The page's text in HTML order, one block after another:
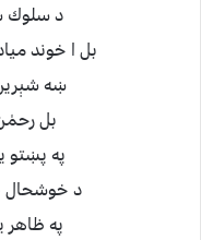
د سلوك
بل ا خوند
ښه
بل
په پښتو
د
په